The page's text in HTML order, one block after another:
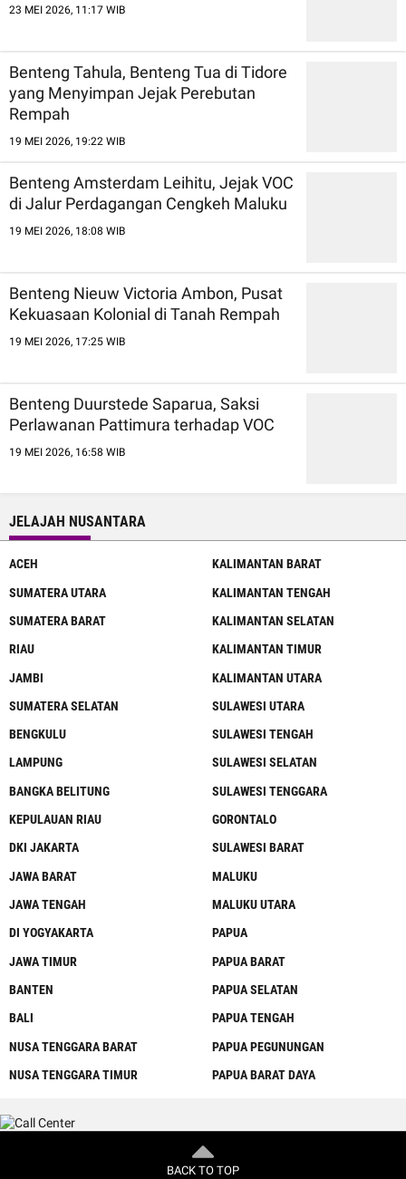
23 MEI 2026, 11:17 WIB
Benteng Tahula, Benteng Tua di Tidore
yang Menyimpan Jejak Perebutan
Rempah
19 MEI 2026, 19:22 WIB
Benteng Amsterdam Leihitu, Jejak VOC
di Jalur Perdagangan Cengkeh Maluku
19 MEI 2026, 18:08 WIB
Benteng Nieuw Victoria Ambon, Pusat
Kekuasaan Kolonial di Tanah Rempah
19 MEI 2026, 17:25 WIB
Benteng Duurstede Saparua, Saksi
Perlawanan Pattimura terhadap VOC
19 MEI 2026, 16:58 WIB
JELAJAH NUSANTARA
ACEH
SUMATERA UTARA
SUMATERA BARAT
RIAU
JAMBI
SUMATERA SELATAN
BENGKULU
LAMPUNG
BANGKA BELITUNG
KEPULAUAN RIAU
DKI JAKARTA
JAWA BARAT
JAWA TENGAH
DI YOGYAKARTA
JAWA TIMUR
BANTEN
BALI
NUSA TENGGARA BARAT
NUSA TENGGARA TIMUR
KALIMANTAN BARAT
KALIMANTAN TENGAH
KALIMANTAN SELATAN
KALIMANTAN TIMUR
KALIMANTAN UTARA
SULAWESI UTARA
SULAWESI TENGAH
SULAWESI SELATAN
SULAWESI TENGGARA
GORONTALO
SULAWESI BARAT
MALUKU
MALUKU UTARA
PAPUA
PAPUA BARAT
PAPUA SELATAN
PAPUA TENGAH
PAPUA PEGUNUNGAN
PAPUA BARAT DAYA
BACK TO TOP